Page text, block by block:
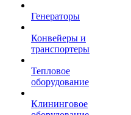
Генераторы
Конвейеры и
транспортеры
Тепловое
оборудование
Клининговое